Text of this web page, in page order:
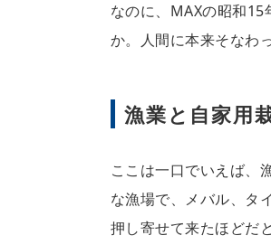
なのに、MAXの昭和
か。人間に本来そなわ
漁業と自家用
ここは一口でいえば、
な漁場で、メバル、タ
押し寄せて来たほどだ